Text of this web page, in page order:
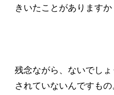
きいたことがありますか
残念ながら、ないでし
されていないんですもの